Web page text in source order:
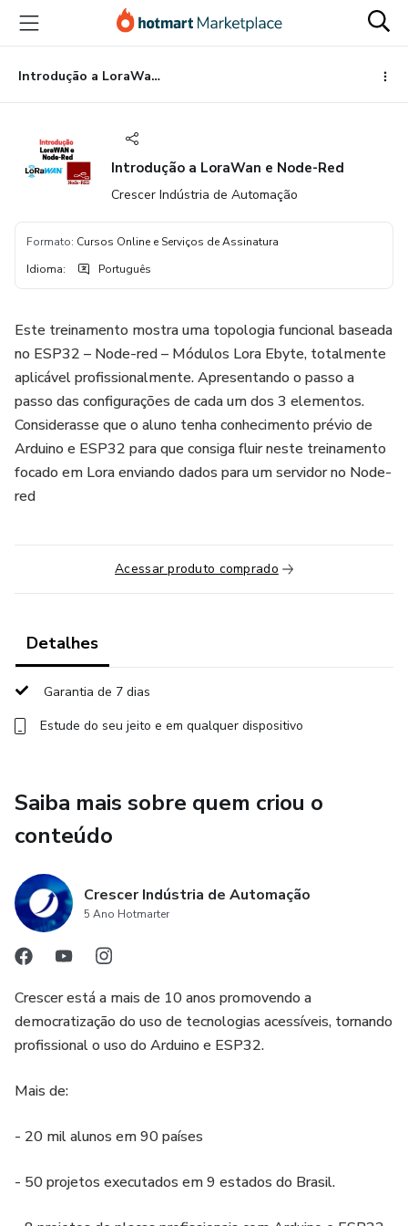
para
conteúdo
principal
para
pagamento
para
rodapé
Introdução a LoraWan e Node-Red
Introdução a LoraWan e Node-Red
Crescer Indústria de Automação
Formato: Cursos Online e Serviços de Assinatura
Idioma: Português
Este treinamento mostra uma topologia funcional baseada
no ESP32 – Node-red – Módulos Lora Ebyte, totalmente
aplicável profissionalmente. Apresentando o passo a
passo das configurações de cada um dos 3 elementos.
Considerasse que o aluno tenha conhecimento prévio de
Arduino e ESP32 para que consiga fluir neste treinamento
focado em Lora enviando dados para um servidor no Node-
red
Acessar produto comprado
Detalhes
Garantia de 7 dias
Estude do seu jeito e em qualquer dispositivo
Saiba mais sobre quem criou o
conteúdo
Crescer Indústria de Automação
5 Ano Hotmarter
Crescer está a mais de 10 anos promovendo a
democratização do uso de tecnologias acessíveis, tornando
profissional o uso do Arduino e ESP32.
Mais de:
- 20 mil alunos em 90 países
- 50 projetos executados em 9 estados do Brasil.